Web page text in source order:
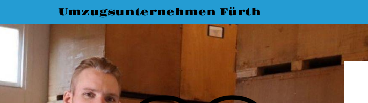
Umzugsunternehmen Fürth